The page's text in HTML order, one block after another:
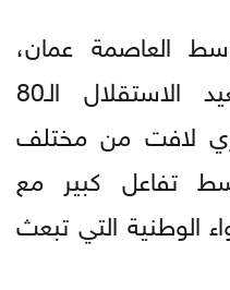
العاصمة عمان،
تواصلت الاحتفالات بعيد الاستقلال الـ80
لافت من مختلف
تفاعل كبير مع
الوطنية التي تبعث